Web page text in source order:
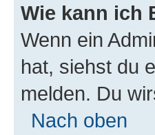
Wie kann ich
Wenn ein
hat, siehst du
melden. Du
Nach oben